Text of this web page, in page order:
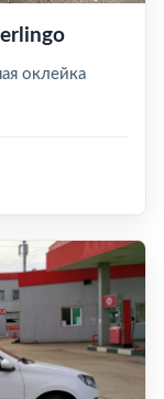
оклейка